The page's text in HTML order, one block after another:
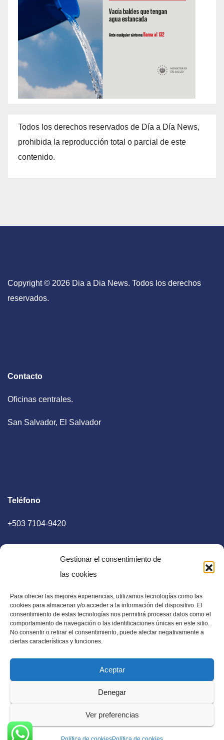
Gestionar el consentimiento de
las cookies
Para ofrecer las mejores experiencias, utilizamos tecnologías como las
cookies para almacenar y/o acceder a la información del dispositivo. El
consentimiento de estas tecnologías nos permitirá procesar datos como el
comportamiento de navegación o las identificaciones únicas en este sitio.
No consentir o retirar el consentimiento, puede afectar negativamente a
ciertas características y funciones.
Aceptar
Denegar
Ver preferencias
Todos los derechos reservados de Día a Día News,
prohibida la reproducción total o parcial de este
contenido.
Copyright © 2026 Dia a Dia News. Todos los derechos
reservados.
Contacto
Oficinas centrales.
San Salvador, El Salvador
Teléfono
+503 7104-9420
E-mail
diaadia.redaccion@gmail.com